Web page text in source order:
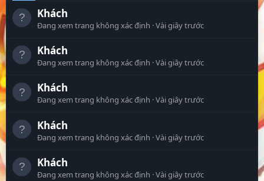
Khách
Đang xem trang không xác định Vài giây trước
Khách
Đang xem trang không xác định Vài giây trước
Khách
Đang xem trang không xác định Vài giây trước
Khách
Đang xem trang không xác định Vài giây trước
Khách
Đang xem trang không xác định Vài giây trước